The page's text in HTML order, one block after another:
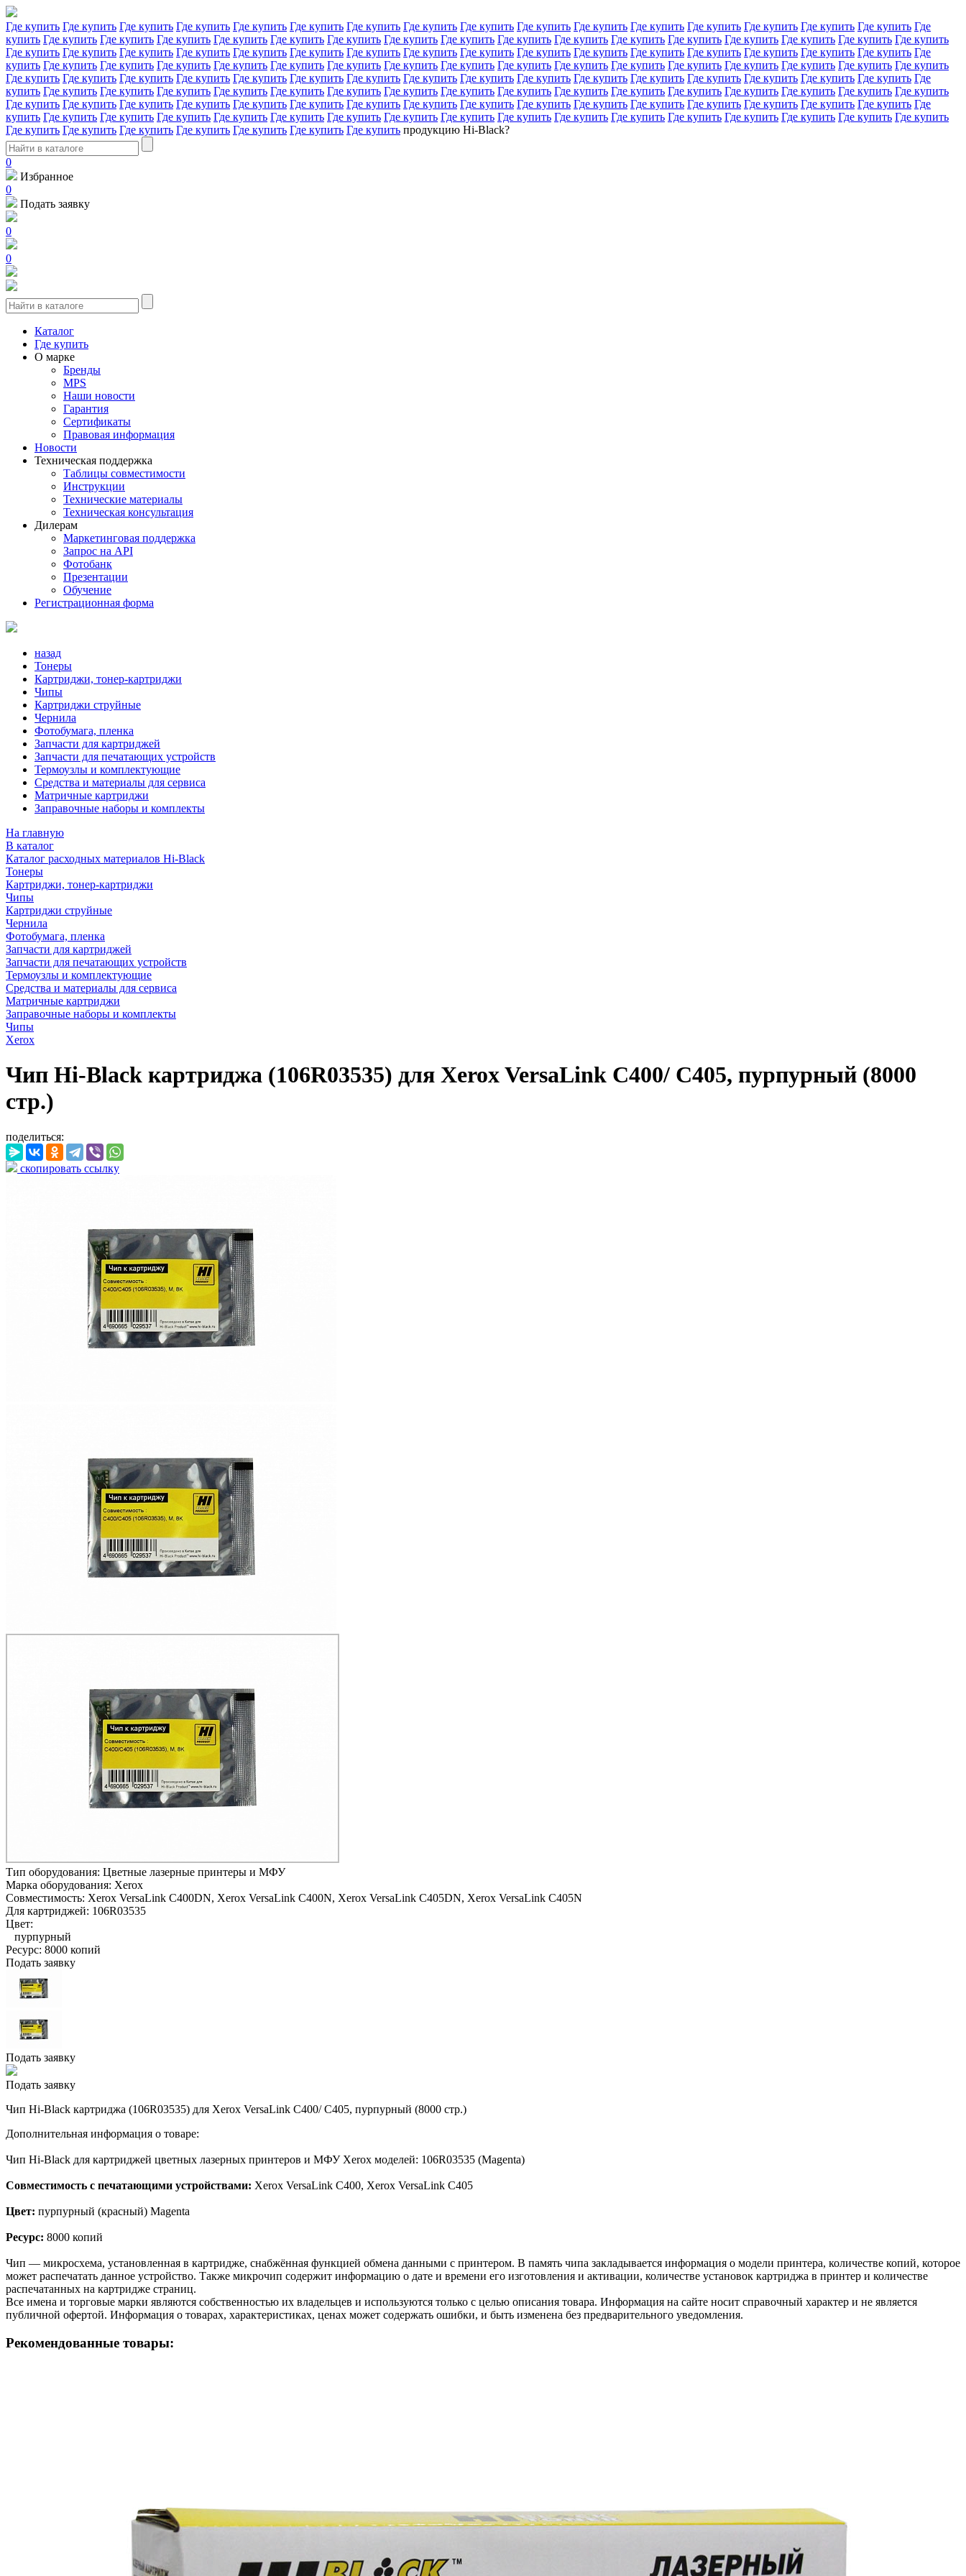
Где купить Где купить Где купить Где купить Где купить Где купить Где купить Где купить Где купить Где купить Где купить Где купить Где купить Где купить Где купить Где купить Где
купить Где купить Где купить Где купить Где купить Где купить Где купить Где купить Где купить Где купить Где купить Где купить Где купить Где купить Где купить Где купить Где купить
Где купить Где купить Где купить Где купить Где купить Где купить Где купить Где купить Где купить Где купить Где купить Где купить Где купить Где купить Где купить Где купить Где
купить Где купить Где купить Где купить Где купить Где купить Где купить Где купить Где купить Где купить Где купить Где купить Где купить Где купить Где купить Где купить Где купить
Где купить Где купить Где купить Где купить Где купить Где купить Где купить Где купить Где купить Где купить Где купить Где купить Где купить Где купить Где купить Где купить Где
купить Где купить Где купить Где купить Где купить Где купить Где купить Где купить Где купить Где купить Где купить Где купить Где купить Где купить Где купить Где купить Где купить
Где купить Где купить Где купить Где купить Где купить Где купить Где купить Где купить Где купить Где купить Где купить Где купить Где купить Где купить Где купить Где купить Где
купить Где купить Где купить Где купить Где купить Где купить Где купить Где купить Где купить Где купить Где купить Где купить Где купить Где купить Где купить Где купить Где купить
Где купить Где купить Где купить Где купить Где купить Где купить Где купить продукцию Hi-Black?
0
Избранное
0
Подать заявку
0
0
Каталог
Где купить
О марке
Бренды
MPS
Наши новости
Гарантия
Сертификаты
Правовая информация
Новости
Техническая поддержка
Таблицы совместимости
Инструкции
Технические материалы
Техническая консультация
Дилерам
Маркетинговая поддержка
Запрос на API
Фотобанк
Презентации
Обучение
Регистрационная форма
назад
Тонеры
Картриджи, тонер-картриджи
Чипы
Картриджи струйные
Чернила
Фотобумага, пленка
Запчасти для картриджей
Запчасти для печатающих устройств
Термоузлы и комплектующие
Средства и материалы для сервиса
Матричные картриджи
Заправочные наборы и комплекты
На главную
В каталог
Каталог расходных материалов Hi-Black
Тонеры
Картриджи, тонер-картриджи
Чипы
Картриджи струйные
Чернила
Фотобумага, пленка
Запчасти для картриджей
Запчасти для печатающих устройств
Термоузлы и комплектующие
Средства и материалы для сервиса
Матричные картриджи
Заправочные наборы и комплекты
Чипы
Xerox
Чип Hi-Black картриджа (106R03535) для Xerox VersaLink C400/ C405, пурпурный (8000
стр.)
поделиться:
скопировать ссылку
Тип оборудования: Цветные лазерные принтеры и МФУ
Марка оборудования: Xerox
Совместимость: Xerox VersaLink C400DN, Xerox VersaLink C400N, Xerox VersaLink C405DN, Xerox VersaLink C405N
Для картриджей: 106R03535
Цвет:
пурпурный
Ресурс: 8000 копий
Подать заявку
Подать заявку
Подать заявку
Чип Hi-Black картриджа (106R03535) для Xerox VersaLink C400/ C405, пурпурный (8000 стр.)
Дополнительная информация о товаре:
Чип Hi-Black для картриджей цветных лазерных принтеров и МФУ Xerox моделей: 106R03535 (Magenta)
Совместимость с печатающими устройствами: Xerox VersaLink C400, Xerox VersaLink C405
Цвет: пурпурный (красный) Magenta
Ресурс: 8000 копий
Чип — микросхема, установленная в картридже, снабжённая функцией обмена данными с принтером. В память чипа закладывается информация о модели принтера, количестве копий, которое
может распечатать данное устройство. Также микрочип содержит информацию о дате и времени его изготовления и активации, количестве установок картриджа в принтер и количестве
распечатанных на картридже страниц.
Все имена и торговые марки являются собственностью их владельцев и используются только с целью описания товара. Информация на сайте носит справочный характер и не является
публичной офертой. Информация о товарах, характеристиках, ценах может содержать ошибки, и быть изменена без предварительного уведомления.
Рекомендованные товары: